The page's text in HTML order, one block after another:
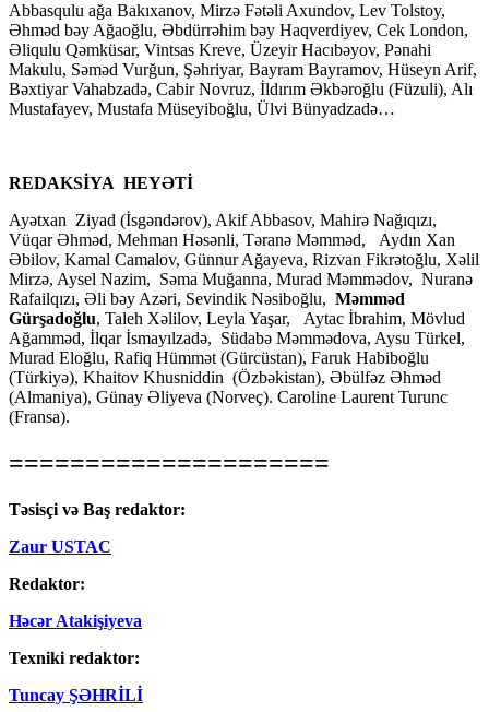
Abbasqulu ağa Bakıxanov, Mirzə Fətəli Axundov, Lev Tolstoy,
Əhməd bəy Ağaoğlu, Əbdürrəhim bəy Haqverdiyev, Cek London,
Əliqulu Qəmküsar, Vintsas Kreve, Üzeyir Hacıbəyov, Pənahi
Makulu, Səməd Vurğun, Şəhriyar, Bayram Bayramov, Hüseyn Arif,
Bəxtiyar Vahabzadə, Cabir Novruz, İldırım Əkbəroğlu (Füzuli), Alı
Mustafayev, Mustafa Müseyiboğlu, Ülvi Bünyadzadə…
REDAKSİYA HEYƏTİ
Ayətxan Ziyad (İsgəndərov), Akif Abbasov, Mahirə Nağıqızı,
Vüqar Əhməd, Mehman Həsənli, Təranə Məmməd, Aydın Xan
Əbilov, Kamal Camalov, Günnur Ağayeva, Rizvan Fikrətoğlu, Xəlil
Mirzə, Aysel Nazim, Səma Muğanna, Murad Məmmədov, Nuranə
Rafailqızı, Əli bəy Azəri, Sevindik Nəsiboğlu, Məmməd
Gürşadoğlu, Taleh Xəlilov, Leyla Yaşar, Aytac İbrahim, Mövlud
Ağamməd, İlqar İsmayılzadə, Südabə Məmmədova, Aysu Türkel,
Murad Eloğlu, Rafiq Hümmət (Gürcüstan), Faruk Habiboğlu
(Türkiyə), Khaitov Khusniddin (Özbəkistan), Əbülfəz Əhməd
(Almaniya), Günay Əliyeva (Norveç). Caroline Laurent Turunc
(Fransa).
=====================
Təsisçi və Baş redaktor:
Zaur USTAC
Redaktor:
Həcər Atakişiyeva
Texniki redaktor:
Tuncay ŞƏHRİLİ